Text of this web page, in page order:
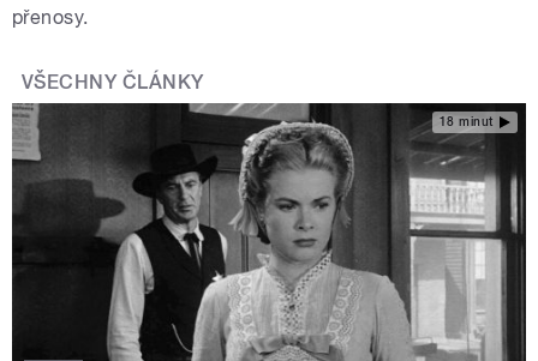
přenosy.
VŠECHNY ČLÁNKY
18 minut